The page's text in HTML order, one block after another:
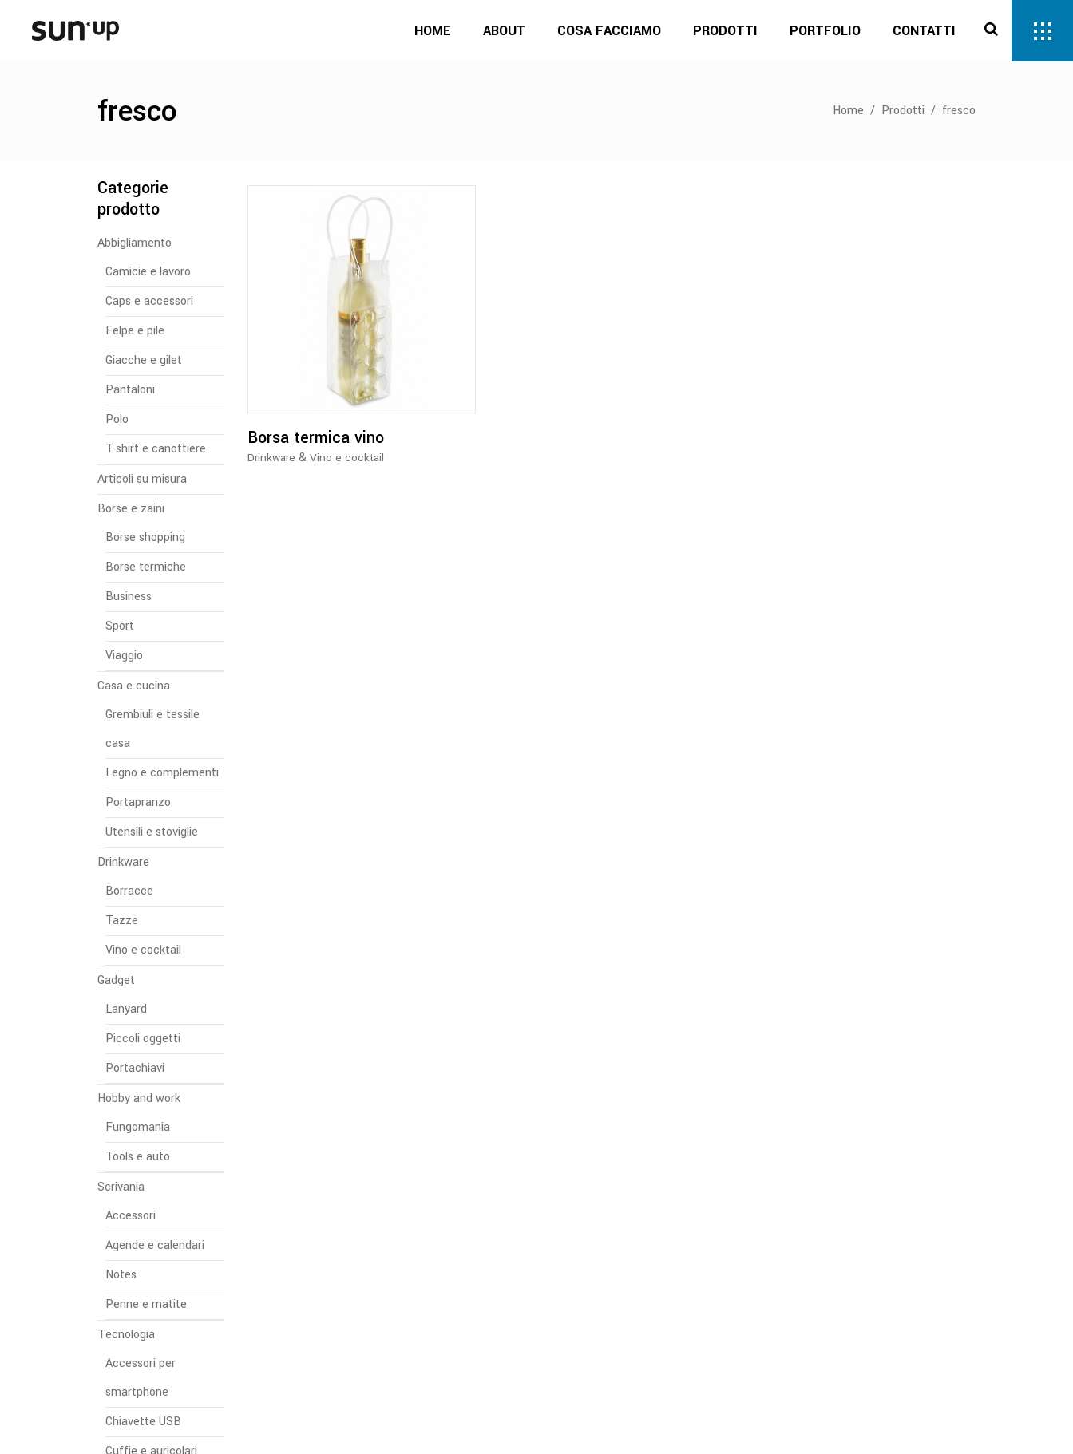
HOME ABOUT COSA FACCIAMO PRODOTTI PORTFOLIO CONTATTI
fresco Home / Prodotti / fresco
Borsa termica vino
Drinkware &Vino e cocktail
Categorie
prodotto
Abbigliamento
Camicie e lavoro
Caps e accessori
Felpe e pile
Giacche e gilet
Pantaloni
Polo
T-shirt e canottiere
Articoli su misura
Borse e zaini
Borse shopping
Borse termiche
Business
Sport
Viaggio
Casa e cucina
Grembiuli e tessile
casa
Legno e complementi
Portapranzo
Utensili e stoviglie
Drinkware
Borracce
Tazze
Vino e cocktail
Gadget
Lanyard
Piccoli oggetti
Portachiavi
Hobby and work
Fungomania
Tools e auto
Scrivania
Accessori
Agende e calendari
Notes
Penne e matite
Tecnologia
Accessori per
smartphone
Chiavette USB